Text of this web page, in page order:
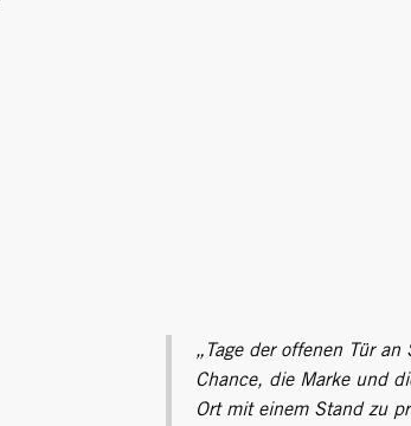
„Tage der offenen Tür
Chance, die Marke und
Ort mit einem Stand zu